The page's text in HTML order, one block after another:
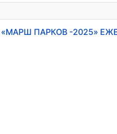
ПАРКОВ -2025»